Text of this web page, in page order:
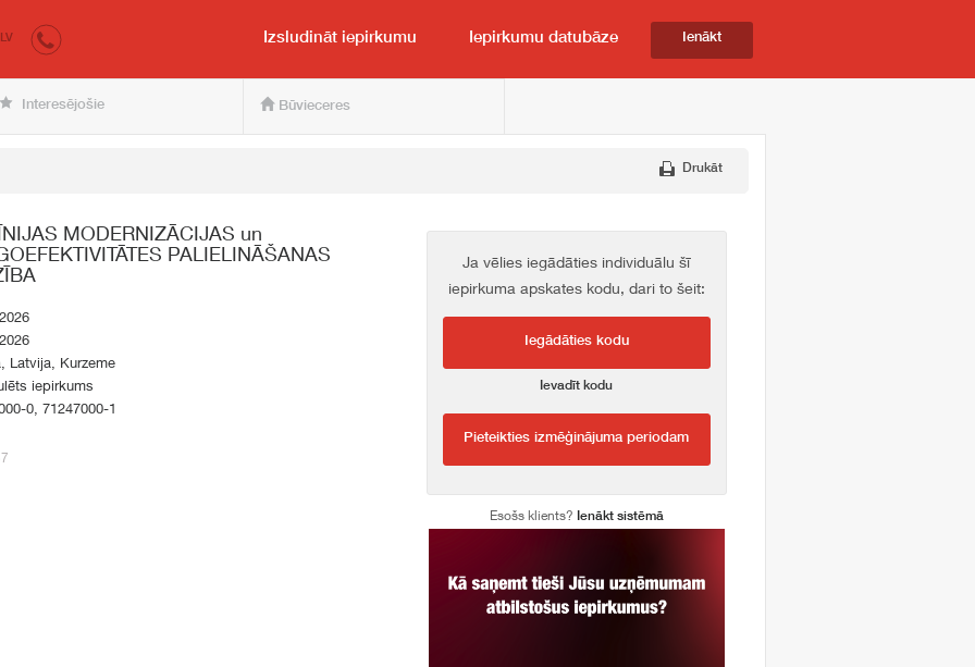
pircējam un pārdevējam
LV Izsludināt iepirkumu Iepirkumu datubāze Ienākt
Interesējošie Būvieceres
Drukāt
MODERNIZĀCIJAS un
PALIELINĀŠANAS
Latvija, Kurzeme
iepirkums
0, 71247000-1
Ja vēlies iegādāties individuālu šī
iepirkuma apskates kodu, dari to šeit:
Iegādāties kodu
Ievadīt kodu
Pieteikties izmēģinājuma periodam
Esošs klients? Ienākt sistēmā